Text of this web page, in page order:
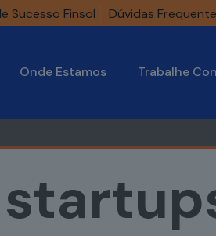
Sucesso Finsol Dúvidas
Onde Estamos Trabalhe